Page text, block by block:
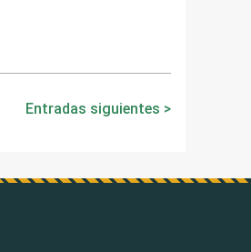
Entradas siguientes